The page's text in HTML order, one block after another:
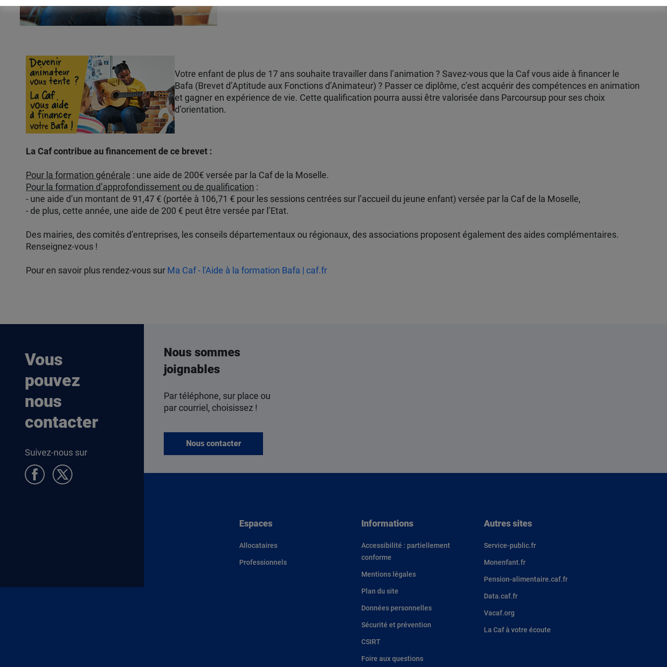
Votre enfant de plus de 17 ans souhaite travailler dans l’animation ? Savez-vous que la Caf vous aide à financer le
Bafa (Brevet d’Aptitude aux Fonctions d’Animateur) ? Passer ce diplôme, c’est acquérir des compétences en animation
et gagner en expérience de vie. Cette qualification pourra aussi être valorisée dans Parcoursup pour ses choix
d’orientation.
La Caf contribue au financement de ce brevet :
Pour la formation générale : une aide de 200€ versée par la Caf de la Moselle.
Pour la formation d’approfondissement ou de qualification :
- une aide d’un montant de 91,47 € (portée à 106,71 € pour les sessions centrées sur l’accueil du jeune enfant) versée par la Caf de la Moselle,
- de plus, cette année, une aide de 200 € peut être versée par l’Etat.
Des mairies, des comités d’entreprises, les conseils départementaux ou régionaux, des associations proposent également des aides complémentaires.
Renseignez-vous !
Pour en savoir plus rendez-vous sur Ma Caf - l'Aide à la formation Bafa | caf.fr
Vous
pouvez
nous
contacter
Suivez-nous sur
Nous sommes
joignables
Par téléphone, sur place ou
par courriel, choisissez !
Nous contacter
Espaces
Allocataires
Professionnels
Informations
Accessibilité : partiellement
conforme
Mentions légales
Plan du site
Données personnelles
Sécurité et prévention
CSIRT
Foire aux questions
Autres sites
Service-public.fr
Monenfant.fr
Pension-alimentaire.caf.fr
Data.caf.fr
Vacaf.org
La Caf à votre écoute